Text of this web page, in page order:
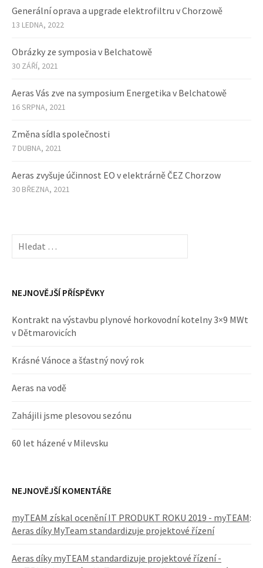
Generální oprava a upgrade elektrofiltru v Chorzowě
13 LEDNA, 2022
Obrázky ze symposia v Belchatowě
30 ZÁŘÍ, 2021
Aeras Vás zve na symposium Energetika v Belchatowě
16 SRPNA, 2021
Změna sídla společnosti
7 DUBNA, 2021
Aeras zvyšuje účinnost EO v elektrárně ČEZ Chorzow
30 BŘEZNA, 2021
Vyhledávání
NEJNOVĚJŠÍ PŘÍSPĚVKY
Kontrakt na výstavbu plynové horkovodní kotelny 3×9 MWt
v Dětmarovicích
Krásné Vánoce a šťastný nový rok
Aeras na vodě
Zahájili jsme plesovou sezónu
60 let házené v Milevsku
NEJNOVĚJŠÍ KOMENTÁŘE
myTEAM získal ocenění IT PRODUKT ROKU 2019 - myTEAM:
Aeras díky MyTeam standardizuje projektové řízení
Aeras díky myTEAM standardizuje projektové řízení -